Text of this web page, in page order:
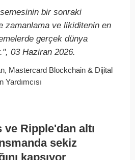
bir sonraki
zamanlama ve likiditenin en
gerçek dünya
03 Haziran 2026.
Mastercard Blockchain & Dijital
Yardımcısı
Ripple'dan altı
sekiz
kapsıyor